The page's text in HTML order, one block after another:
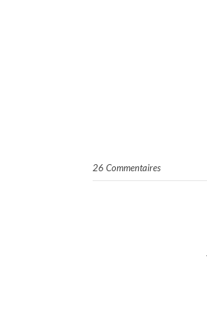
26 Commentaires